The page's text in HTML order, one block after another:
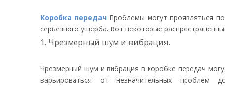
Коробка передач Проблемы могут проявляться
серьезного ущерба. Вот некоторые
1. Чрезмерный шум и вибрация.
Чрезмерный шум и вибрация в коробке передач
варьироваться от незначительных проблем